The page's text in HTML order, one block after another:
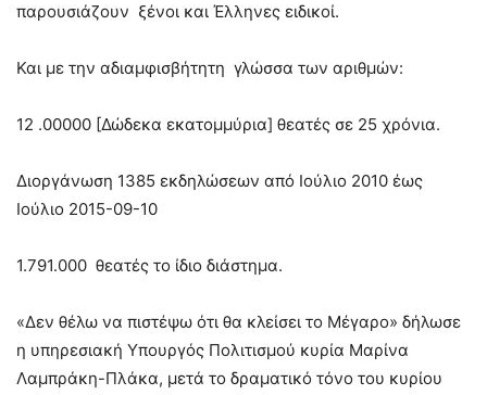
παρουσιάζουν ξένοι και Έλληνες ειδικοί.
Και με την αδιαμφισβήτητη γλώσσα των αριθμών:
12 .00000 [Δώδεκα εκατομμύρια] θεατές σε 25 χρόνια.
Διοργάνωση 1385 εκδηλώσεων από Ιούλιο 2010 έως
Ιούλιο 2015-09-10
1.791.000 θεατές το ίδιο διάστημα.
«Δεν θέλω να πιστέψω ότι θα κλείσει το Μέγαρο» δήλωσε
η υπηρεσιακή Υπουργός Πολιτισμού κυρία Μαρίνα
Λαμπράκη-Πλάκα, μετά το δραματικό τόνο του κυρίου